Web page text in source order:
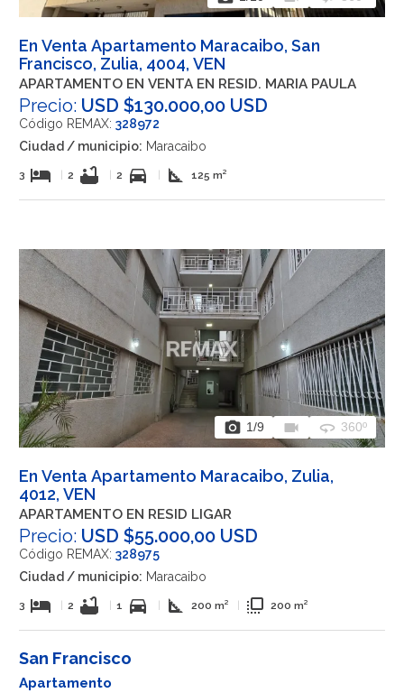
En Venta Apartamento Maracaibo, San
Francisco, Zulia, 4004, VEN
APARTAMENTO EN VENTA EN RESID. MARIA PAULA
Precio: USD $130.000,00 USD
Código REMAX: 328972
Ciudad / municipio: Maracaibo
3 hotel 2 bathtub 2 directions_car square_foot 125 m²
photo_camera 1/9 videocam 360 360º
En Venta Apartamento Maracaibo, Zulia,
4012, VEN
APARTAMENTO EN RESID LIGAR
Precio: USD $55.000,00 USD
Código REMAX: 328975
Ciudad / municipio: Maracaibo
3 hotel 2 bathtub 1 directions_car square_foot 200 m² flip_to_front 200 m²
San Francisco
Apartamento